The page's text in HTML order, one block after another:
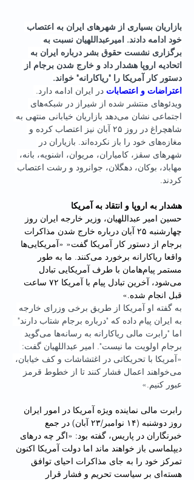
بازاریان بسیاری از شهرهای ایران به اعتصاب
خود ادامه دادند. امیرعبداللهیان نسبت به
برگزاری نشست حقوق بشر درباره ایران به
اتحادیه اروپا هشدار داد و خارج شدن برجام از
دستور کار آمریکا را "ریاکارانه" خواند.
اعتراضات و اعتصابات در ایران ادامه دارد.
ویدئوهای منتشر شده از شیراز در شبکه‌های
اجتماعی نشان می‌دهد بازاریان خیابانی منتهی به
شاهچراغ در روز ۲۵ آبان نیز اعتصاب کرده و
مغازه‌های خود را باز نکرده‌اند. بازیاران در
شهرهای سقز، کامیاران، مریوان، اشنویە، بانە،
مهاباد، بوکان، دهگلان، جوانرود و رشت اعتصاب
کردند.
هشدار به اروپا و انتقاد به آمریکا
حسین امیر عبداللهیان، وزیر خارجه ایران روز
چهارشنبه ۲۵ آبان درباره خارج شدن مذاکرات
برجام از دستور کار آمریکا گفت« «آمریکایی‌ها
واقعا ریاکارانه برخورد می‌کنند. ما به طور
مستمر پیام‌هامان با طرف آمریکایی تبادل
می‌شود، آخرین تبادل پیام با آمریکا ۷۲ ساعت
قبل انجام شده.»
به گفته او آمریکا از طریق برخی وزرای خارجه
به ایران پیام داده که "درباره برجام شتاب دارند"
اما "رابرت مالی ریاکارانه به رسانه‌ها می‌گوید
برجام اولویت ما نیست". امیر عبداللهیان گفت:
«آمریکا با تحریکاتی در اغتشاشات و کف خیابان،
می‌خواهند اعمال فشار کنند تا از خطوط قرمز
عبور کنیم.»
رابرت مالی نماینده ویژه آمریکا در امور ایران
روز دوشنبه (۱۴ نوامبر/۲۳ آبان) در جمع
خبرنگاران در پاریس، گفته بود: «اگر چه درهای
دیپلماسی باز خواهند ماند اما دولت آمریکا اکنون
تمرکز خود را به جای مذاکرات احیای توافق
هسته‌ای بر سیاست تحریم و فشار قرار